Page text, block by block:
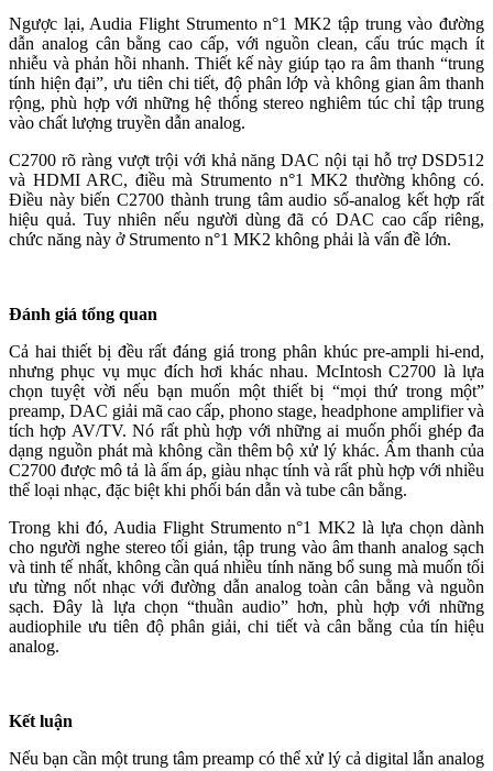
Ngược lại, Audia Flight Strumento n°1 MK2 tập trung vào đường
dẫn analog cân bằng cao cấp, với nguồn clean, cấu trúc mạch ít
nhiễu và phản hồi nhanh. Thiết kế này giúp tạo ra âm thanh “trung
tính hiện đại”, ưu tiên chi tiết, độ phân lớp và không gian âm thanh
rộng, phù hợp với những hệ thống stereo nghiêm túc chỉ tập trung
vào chất lượng truyền dẫn analog.
C2700 rõ ràng vượt trội với khả năng DAC nội tại hỗ trợ DSD512
và HDMI ARC, điều mà Strumento n°1 MK2 thường không có.
Điều này biến C2700 thành trung tâm audio số-analog kết hợp rất
hiệu quả. Tuy nhiên nếu người dùng đã có DAC cao cấp riêng,
chức năng này ở Strumento n°1 MK2 không phải là vấn đề lớn.
Đánh giá tổng quan
Cả hai thiết bị đều rất đáng giá trong phân khúc pre-ampli hi-end,
nhưng phục vụ mục đích hơi khác nhau. McIntosh C2700 là lựa
chọn tuyệt vời nếu bạn muốn một thiết bị “mọi thứ trong một”
preamp, DAC giải mã cao cấp, phono stage, headphone amplifier và
tích hợp AV/TV. Nó rất phù hợp với những ai muốn phối ghép đa
dạng nguồn phát mà không cần thêm bộ xử lý khác. Âm thanh của
C2700 được mô tả là ấm áp, giàu nhạc tính và rất phù hợp với nhiều
thể loại nhạc, đặc biệt khi phối bán dẫn và tube cân bằng.
Trong khi đó, Audia Flight Strumento n°1 MK2 là lựa chọn dành
cho người nghe stereo tối giản, tập trung vào âm thanh analog sạch
và tinh tế nhất, không cần quá nhiều tính năng bổ sung mà muốn tối
ưu từng nốt nhạc với đường dẫn analog toàn cân bằng và nguồn
sạch. Đây là lựa chọn “thuần audio” hơn, phù hợp với những
audiophile ưu tiên độ phân giải, chi tiết và cân bằng của tín hiệu
analog.
Kết luận
Nếu bạn cần một trung tâm preamp có thể xử lý cả digital lẫn analog